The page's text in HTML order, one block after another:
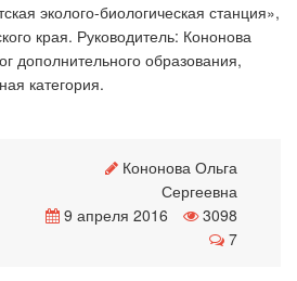
эколого-биологическая станция»,
края. Руководитель: Кононова
дополнительного образования,
категория.
Кононова Ольга
Сергеевна
9 апреля 2016
3098
7